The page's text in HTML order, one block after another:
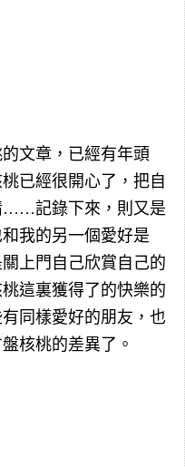
文章，已經有年頭
已經很開心了，把自
……記錄下來，則又是
我的另一個愛好是
上門自己欣賞自己的
這裏獲得了的快樂的
同樣愛好的朋友，也
核桃的差異了。